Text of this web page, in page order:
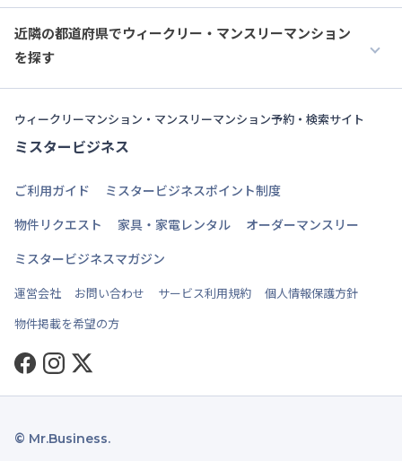
近隣の都道府県でウィークリー・マンスリーマンション
を探す
ウィークリーマンション・マンスリーマンション予約・検索サイト
ミスタービジネス
ご利用ガイド
ミスタービジネスポイント制度
物件リクエスト
家具・家電レンタル
オーダーマンスリー
ミスタービジネスマガジン
運営会社 お問い合わせ サービス利用規約
個人情報保護方針
物件掲載を希望の方
Facebook
Instagram
Twitter
© Mr.Business.